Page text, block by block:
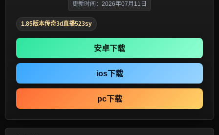
更新时间：2026年07月11日
1.85版本传奇3d直播523sy
安卓下载
ios下载
pc下载